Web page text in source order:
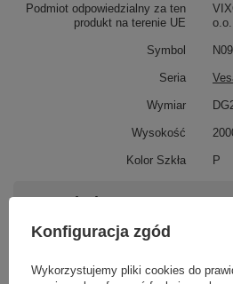
Podmiot odpowiedzialny za ten
produkt na terenie UE
o.o.
Symbol
Seria
Wymiar
Wysokość
Kolor Szkła P
Potrzebujesz pomocy?
Zadaj pytanie a my odpowiemy
najciekawsze pytania i odpowiedzi
Konfiguracja zgód
Wykorzystujemy pliki cookies do